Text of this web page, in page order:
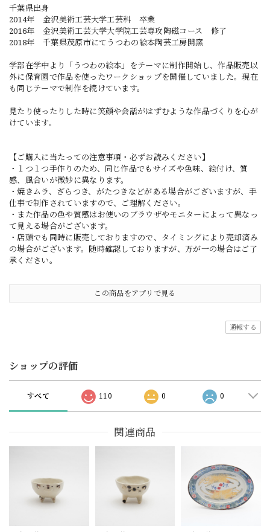
千葉県出身
2014年 金沢美術工芸大学工芸科 卒業
2016年 金沢美術工芸大学大学院工芸専攻陶磁コース 修了
2018年 千葉県茂原市にてうつわの絵本陶芸工房開窯
学部在学中より「うつわの絵本」をテーマに制作開始し、作品販売以
外に保育園で作品を使ったワークショップを開催していました。現在
も同じテーマで制作を続けています。
見たり使ったりした時に笑顔や会話がはずむような作品づくりを心が
けています。
【ご購入に当たっての注意事項・必ずお読みください】
・１つ１つ手作りのため、同じ作品でもサイズや色味、絵付け、質
感、風合いが微妙に異なります。
・焼きムラ、ざらつき、がたつきなどがある場合がございますが、手
仕事で制作されていますので、ご理解ください。
・また作品の色や質感はお使いのブラウザやモニターによって異なっ
て見える場合がございます。
・店頭でも同時に販売しておりますので、タイミングにより売却済み
の場合がございます。随時確認しておりますが、万が一の場合はご了
承ください。
この商品をアプリで見る
通報する
ショップの評価
すべて 110 0 0
関連商品